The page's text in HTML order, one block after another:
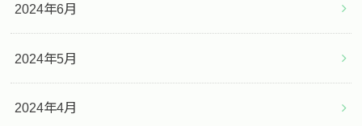
2024年6月
2024年5月
2024年4月